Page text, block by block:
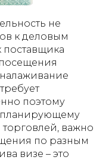
не
к деловым
поэтому
важно
по разным
визе – это